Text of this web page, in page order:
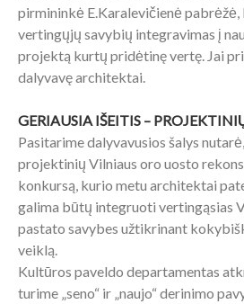
pirmininkė E.Karalevičienė
vertingųjų savybių integravimas į
projektą kurtų pridėtinę vertę. Jai
dalyvavę architektai.
GERIAUSIA IŠEITIS –
Pasitarime dalyvavusios šalys
projektinių Vilniaus oro uosto
konkursą, kurio metu architektai
galima būtų integruoti vertingąsias
pastato savybes užtikrinant
veiklą.
Kultūros paveldo departamentas
turime „seno“ ir „naujo“ derinimo